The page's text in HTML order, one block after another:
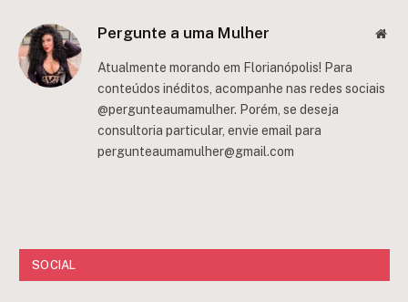
Pergunte a uma Mulher
Atualmente morando em Florianópolis! Para
conteúdos inéditos, acompanhe nas redes sociais
@pergunteaumamulher. Porém, se deseja
consultoria particular, envie email para
pergunteaumamulher@gmail.com
SOCIAL